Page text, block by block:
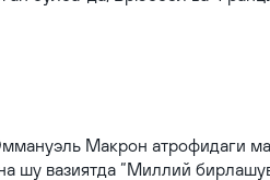
Макрон атрофидаги
шу вазиятда “Миллий